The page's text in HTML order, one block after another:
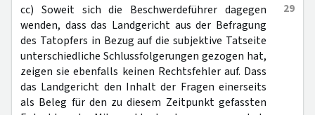
29
cc) Soweit sich die Beschwerdeführer dagegen
wenden, dass das Landgericht aus der Befragung
des Tatopfers in Bezug auf die subjektive Tatseite
unterschiedliche Schlussfolgerungen gezogen hat,
zeigen sie ebenfalls keinen Rechtsfehler auf. Dass
das Landgericht den Inhalt der Fragen einerseits
als Beleg für den zu diesem Zeitpunkt gefassten